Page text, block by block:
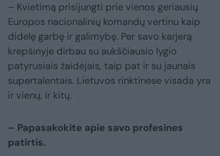
– Kvietimą prisijungti prie vienos geriausių
Europos nacionalinių komandų vertinu kaip
didelę garbę ir galimybę. Per savo karjerą
krepšinyje dirbau su aukščiausio lygio
patyrusiais žaidėjais, taip pat ir su jaunais
supertalentais. Lietuvos rinktinėse visada yra
ir vienų, ir kitų.
– Papasakokite apie savo profesines
patirtis.